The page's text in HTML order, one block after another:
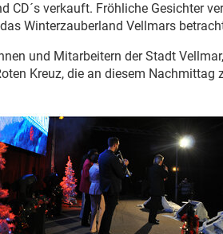
CD´s verkauft. Fröhliche Gesichter
Winterzauberland Vellmars
und Mitarbeitern der Stadt
Kreuz, die an diesem